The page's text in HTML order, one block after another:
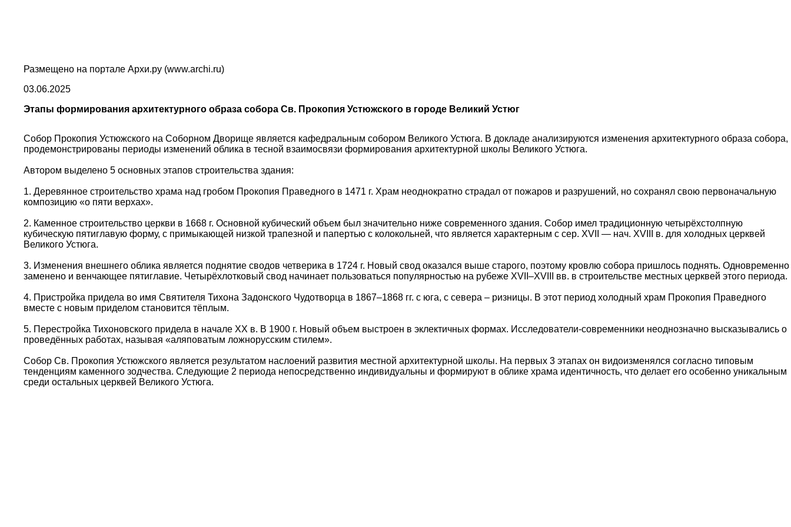
Размещено на портале Архи.ру (www.archi.ru)
03.06.2025
Этапы формирования архитектурного образа собора Св. Прокопия Устюжского в городе Великий Устюг
Собор Прокопия Устюжского на Соборном Дворище является кафедральным собором Великого Устюга. В докладе анализируются изменения архитектурного образа собора,
продемонстрированы периоды изменений облика в тесной взаимосвязи формирования архитектурной школы Великого Устюга.
Автором выделено 5 основных этапов строительства здания:
1. Деревянное строительство храма над гробом Прокопия Праведного в 1471 г. Храм неоднократно страдал от пожаров и разрушений, но сохранял свою первоначальную
композицию «о пяти верхах».
2. Каменное строительство церкви в 1668 г. Основной кубический объем был значительно ниже современного здания. Собор имел традиционную четырёхстолпную
кубическую пятиглавую форму, с примыкающей низкой трапезной и папертью с колокольней, что является характерным с сер. XVII — нач. XVIII в. для холодных церквей
Великого Устюга.
3. Изменения внешнего облика является поднятие сводов четверика в 1724 г. Новый свод оказался выше старого, поэтому кровлю собора пришлось поднять. Одновременно
заменено и венчающее пятиглавие. Четырёхлотковый свод начинает пользоваться популярностью на рубеже XVII–XVIII вв. в строительстве местных церквей этого периода.
4. Пристройка придела во имя Святителя Тихона Задонского Чудотворца в 1867–1868 гг. с юга, с севера – ризницы. В этот период холодный храм Прокопия Праведного
вместе с новым приделом становится тёплым.
5. Перестройка Тихоновского придела в начале ХХ в. В 1900 г. Новый объем выстроен в эклектичных формах. Исследователи-современники неоднозначно высказывались о
проведённых работах, называя «аляповатым ложнорусским стилем».
Собор Св. Прокопия Устюжского является результатом наслоений развития местной архитектурной школы. На первых 3 этапах он видоизменялся согласно типовым
тенденциям каменного зодчества. Следующие 2 периода непосредственно индивидуальны и формируют в облике храма идентичность, что делает его особенно уникальным
среди остальных церквей Великого Устюга.